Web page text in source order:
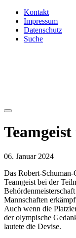
Kontakt
Impressum
Datenschutz
Suche
06. Januar 2024
Das Robert-
Teamgeist bei der
Mannschaften
Auch wenn die
der olympische
lautete die Devise.